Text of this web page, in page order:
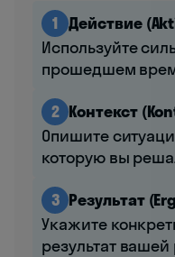
1 Действие
Используйте
прошедшем
2 Контекст
Опишите
которую вы
3 Результат
Укажите
результат